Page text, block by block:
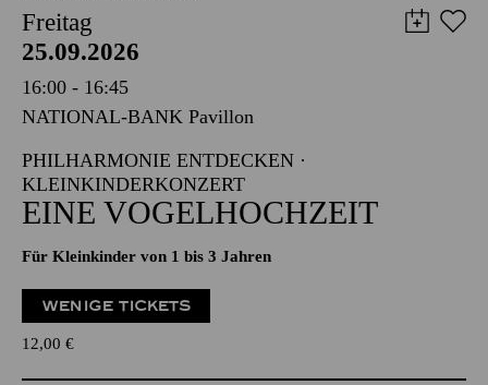
Freitag
25.09.2026
16:00 - 16:45
NATIONAL-BANK Pavillon
PHILHARMONIE ENTDECKEN ·
KLEINKINDERKONZERT
EINE VOGELHOCHZEIT
Für Kleinkinder von 1 bis 3 Jahren
WENIGE TICKETS
12,00 €